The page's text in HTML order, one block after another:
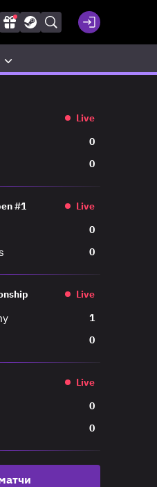
Live
0
0
#1 Live
0
0
Live
1
0
Live
0
0